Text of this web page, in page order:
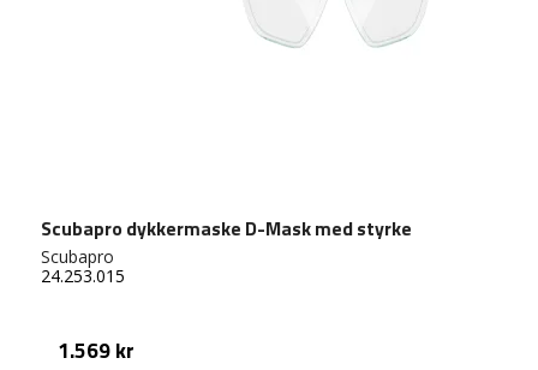
Scubapro dykkermaske D-Mask med styrke
Scubapro
24.253.015
1.569 kr